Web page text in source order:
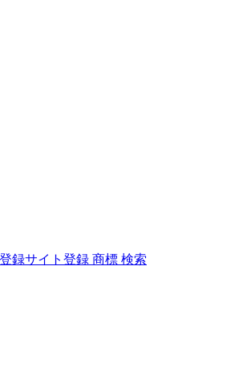
録サイト 登録 商標 検索